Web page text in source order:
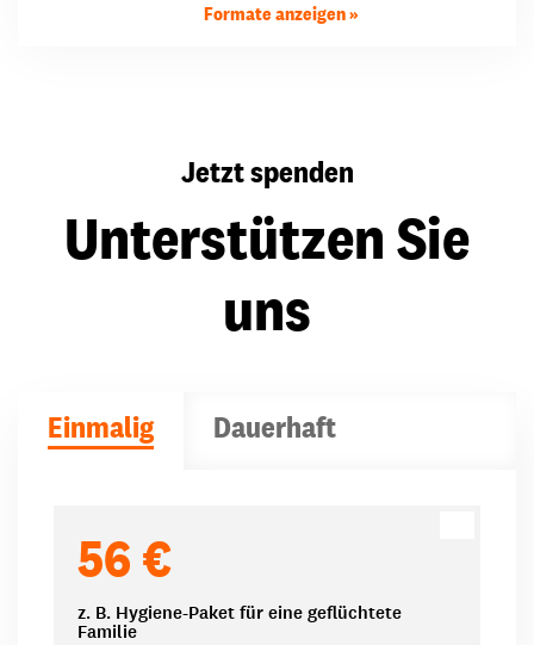
Formate anzeigen
Jetzt spenden
Unterstützen Sie
uns
Einmalig Dauerhaft
56 €
z. B. Hygiene-Paket für eine geflüchtete
Familie